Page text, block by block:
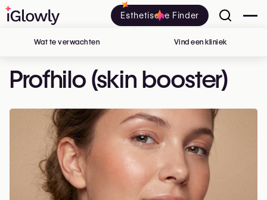
Esthetische Finder
Profhilo (skin booster)
Wat te verwachten Vind een kliniek